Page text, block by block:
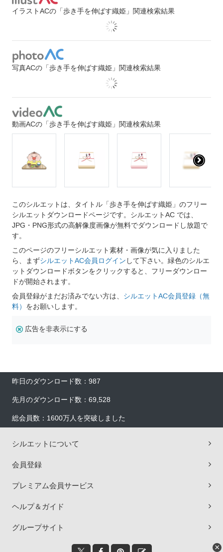
イラストACの「歩き手を伸ばす織姫」関連検索結果
写真ACの「歩き手を伸ばす織姫」関連検索結果
動画ACの「歩き手を伸ばす織姫」関連検索結果
このシルエットは、タイトル「歩き手を伸ばす織姫」のフリー
シルエットダウンロードページです。シルエットAC では、
JPG・PNG形式の高解像度画像が無料でダウンロードし放題で
す。
このページのフリーシルエット素材・画像が気に入りました
ら、まずシルエットAC会員ログイン して下さい。緑色のシルエ
ットダウンロードボタンをクリックすると、フリーダウンロー
ドが開始されます。
会員登録がまだお済みでない方は、 シルエットAC会員登録（無
料） をお願いします。
広告を非表示にする
昨日のダウンロード数：987
先月のダウンロード数：69,528
総会員数：1600万人を突破しました
シルエットについて
会員登録
プレミアム会員サービス
ヘルプ＆ガイド
グループサイト
×